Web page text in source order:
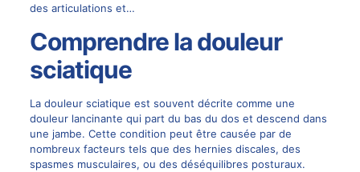
des articulations et…
Comprendre la douleur
sciatique
La douleur sciatique est souvent décrite comme une
douleur lancinante qui part du bas du dos et descend dans
une jambe. Cette condition peut être causée par de
nombreux facteurs tels que des hernies discales, des
spasmes musculaires, ou des déséquilibres posturaux.